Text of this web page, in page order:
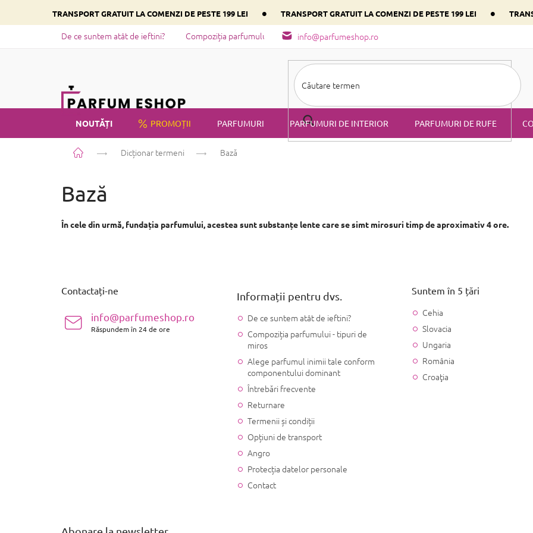
conținut
TRANSPORT GRATUIT LA COMENZI DE PESTE 199 LEI • TRANSPORT GRATUIT LA COMENZI DE PESTE 199 LEI •
info@parfumeshop.ro
De ce suntem atât de ieftini? Compoziția parfumului - tipuri de miros Alege parfumul inimii tale conform componentului
NOUTĂȚI PROMOȚII PARFUMURI PARFUMURI DE INTERIOR PARFUMURI DE RUFE
PRIVATE LABEL
Acasă Dicționar termeni Bază
Bază
În cele din urmă, fundația parfumului, acestea sunt substanțe lente care se simt mirosuri timp de aproximativ 4 ore.
Contactați-ne
info@parfumeshop.ro
Răspundem în 24 de ore
Informații pentru dvs.
De ce suntem atât de ieftini?
Compoziția parfumului - tipuri de
miros
Alege parfumul inimii tale conform
componentului dominant
Întrebări frecvente
Returnare
Termenii și condiții
Opțiuni de transport
Angro
Protecția datelor personale
Contact
Suntem în 5 țări
Cehia
Slovacia
Ungaria
România
Croaţia